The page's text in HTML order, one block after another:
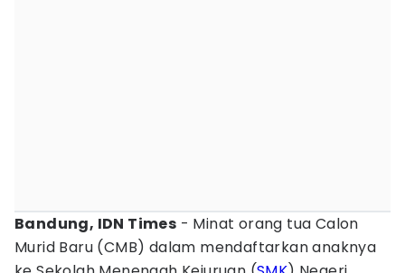
Bandung, IDN Times - Minat orang tua Calon
Murid Baru (CMB) dalam mendaftarkan anaknya